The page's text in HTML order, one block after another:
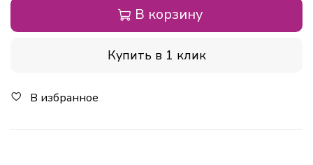
В корзину
Купить в 1 клик
В избранное